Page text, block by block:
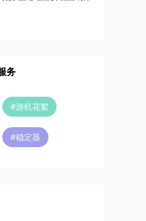
务
#游机花絮
#稳定器